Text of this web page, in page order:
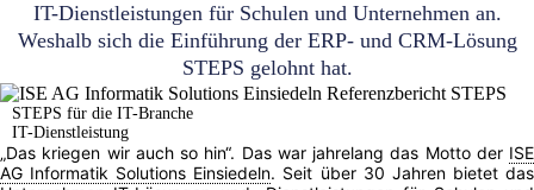
IT-Dienstleistungen für Schulen und Unternehmen an.
Weshalb sich die Einführung der ERP- und CRM-Lösung
STEPS gelohnt hat.
STEPS für die IT-Branche
IT-Dienstleistung
„Das kriegen wir auch so hin“. Das war jahrelang das Motto der ISE
AG Informatik Solutions Einsiedeln. Seit über 30 Jahren bietet das